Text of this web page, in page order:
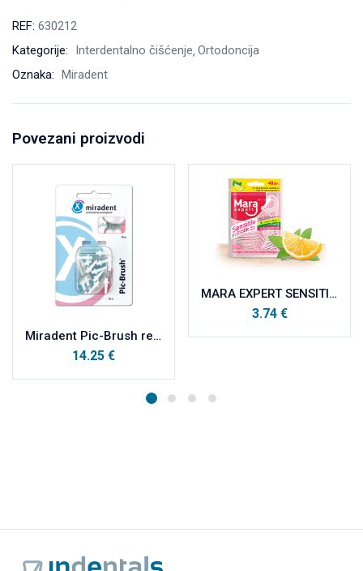
REF: 630212
Kategorije:
Interdentalno čišćenje Ortodoncija
Oznaka: Miradent
Povezani proizvodi
Miradent Pic-Brush refili za interdentalne četkice bijela (fina) 0,6mm, 12 kom
14.25 €
MARA EXPERT SENSITIVE FLOSSER, konac za zube sa čačkalicom (limun-menta) a40
3.74 €